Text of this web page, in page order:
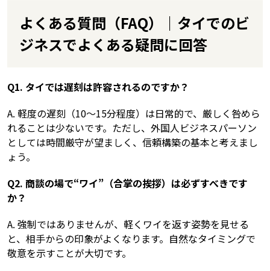
よくある質問（FAQ）｜タイでのビ
ジネスでよくある疑問に回答
Q1. タイでは遅刻は許容されるのですか？
A. 軽度の遅刻（10～15分程度）は日常的で、厳しく咎めら
れることは少ないです。ただし、外国人ビジネスパーソン
としては時間厳守が望ましく、信頼構築の基本と考えまし
ょう。
Q2. 商談の場で“ワイ”（合掌の挨拶）は必ずすべきです
か？
A. 強制ではありませんが、軽くワイを返す姿勢を見せる
と、相手からの印象がよくなります。自然なタイミングで
敬意を示すことが大切です。